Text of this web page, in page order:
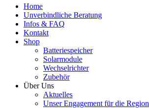
Home
Unverbindliche Beratung
Infos & FAQ
Kontakt
Shop
Batteriespeicher
Solarmodule
Wechselrichter
Zubehör
Über Uns
Aktuelles
Unser Engagement für die Region